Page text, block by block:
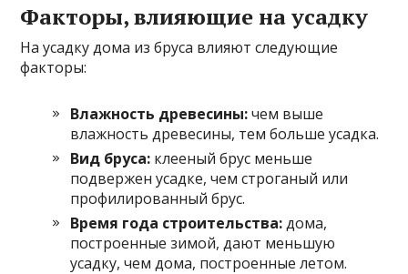
Факторы, влияющие на усадку
На усадку дома из бруса влияют следующие
факторы:
Влажность древесины:чем выше
влажность древесины, тем больше усадка.
Вид бруса: клееный брус меньше
подвержен усадке, чем строганый или
профилированный брус.
Время года строительства:дома,
построенные зимой, дают меньшую
усадку, чем дома, построенные летом.